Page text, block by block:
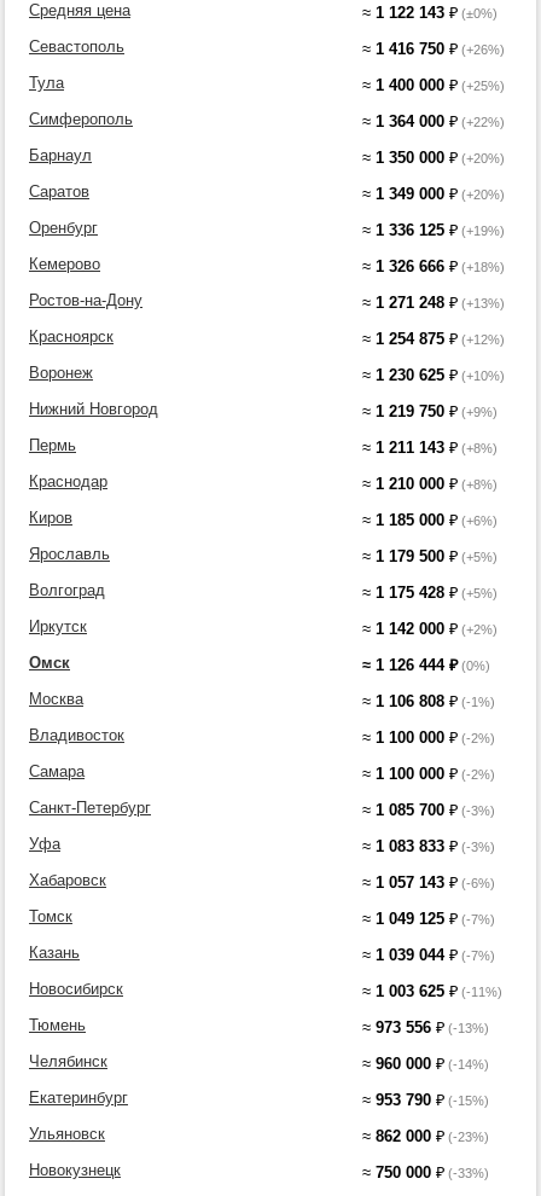
Средняя цена ≈ 1 122 143 ₽ (±0%)
Севастополь ≈ 1 416 750 ₽ (+26%)
Тула ≈ 1 400 000 ₽ (+25%)
Симферополь ≈ 1 364 000 ₽ (+22%)
Барнаул ≈ 1 350 000 ₽ (+20%)
Саратов ≈ 1 349 000 ₽ (+20%)
Оренбург ≈ 1 336 125 ₽ (+19%)
Кемерово ≈ 1 326 666 ₽ (+18%)
Ростов-на-Дону ≈ 1 271 248 ₽ (+13%)
Красноярск ≈ 1 254 875 ₽ (+12%)
Воронеж ≈ 1 230 625 ₽ (+10%)
Нижний Новгород ≈ 1 219 750 ₽ (+9%)
Пермь ≈ 1 211 143 ₽ (+8%)
Краснодар ≈ 1 210 000 ₽ (+8%)
Киров ≈ 1 185 000 ₽ (+6%)
Ярославль ≈ 1 179 500 ₽ (+5%)
Волгоград ≈ 1 175 428 ₽ (+5%)
Иркутск ≈ 1 142 000 ₽ (+2%)
Омск ≈ 1 126 444 ₽(0%)
Москва ≈ 1 106 808 ₽ (-1%)
Владивосток ≈ 1 100 000 ₽ (-2%)
Самара ≈ 1 100 000 ₽ (-2%)
Санкт-Петербург ≈ 1 085 700 ₽ (-3%)
Уфа ≈ 1 083 833 ₽ (-3%)
Хабаровск ≈ 1 057 143 ₽ (-6%)
Томск ≈ 1 049 125 ₽ (-7%)
Казань ≈ 1 039 044 ₽ (-7%)
Новосибирск ≈ 1 003 625 ₽ (-11%)
Тюмень ≈ 973 556 ₽ (-13%)
Челябинск ≈ 960 000 ₽ (-14%)
Екатеринбург ≈ 953 790 ₽ (-15%)
Ульяновск ≈ 862 000 ₽ (-23%)
Новокузнецк ≈ 750 000 ₽ (-33%)